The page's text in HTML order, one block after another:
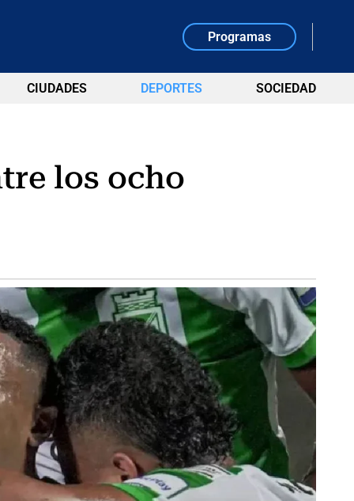
Programas
CIUDADES DEPORTES SOCIEDAD
los ocho